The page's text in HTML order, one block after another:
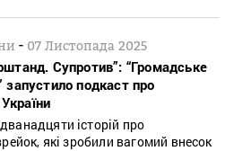
- 07 Листопада 2025
Супротив”: “Громадське
запустило подкаст про
історій про
які зробили вагомий внесок